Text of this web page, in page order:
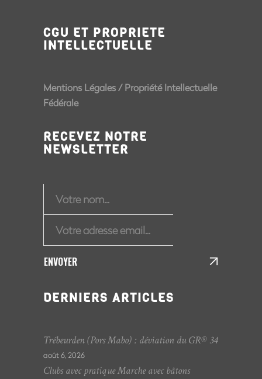
CGU ET PROPRIETE
INTELLECTUELLE
Mentions Légales/Propriété Intellectuelle
Fédérale
RECEVEZ NOTRE
NEWSLETTER
ENVOYER
DERNIERS ARTICLES
Trébeurden (Pors Mabo) : déviation du GR® 34
août 6, 2026
Clubs avec pratique Marche avec bâtons